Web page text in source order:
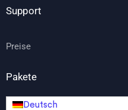
Support
Preise
Pakete
Deutsch